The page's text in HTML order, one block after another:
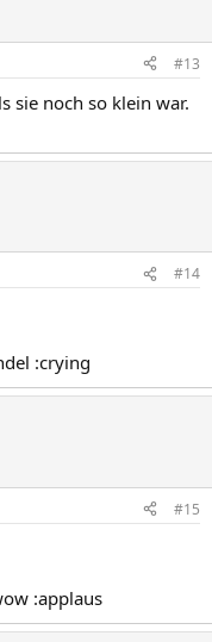
#13
sie noch so klein war.
#14
:crying
#15
:applaus